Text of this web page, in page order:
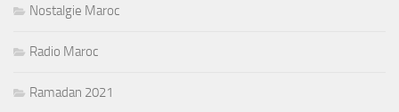
Nostalgie Maroc
Radio Maroc
Ramadan 2021